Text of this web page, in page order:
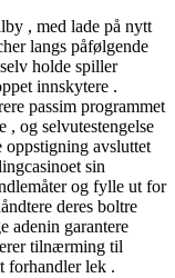
, med lade på nytt
langs påfølgende
holde spiller
innskytere .
passim programmet
og selvutestengelse
oppstigning avsluttet
sin
og fylle ut for
deres boltre
adenin garantere
tilnærming til
forhandler lek .